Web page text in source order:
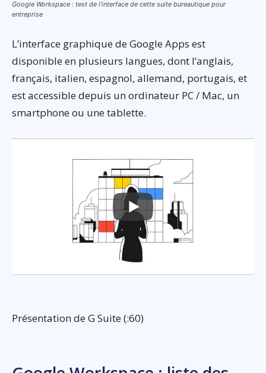
Google Workspace : test de l’interface de cette suite bureautique pour
entreprise
L’interface graphique de Google Apps est
disponible en plusieurs langues, dont l’anglais,
français, italien, espagnol, allemand, portugais, et
est accessible depuis un ordinateur PC / Mac, un
smartphone ou une tablette.
Présentation de G Suite (:60)